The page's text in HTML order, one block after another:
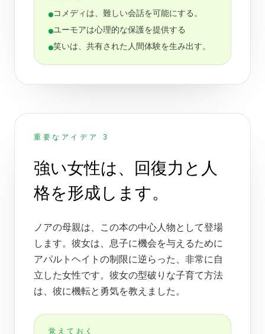
コメディは、難しい会話を可能にする。
ユーモアは心理的な保護を提供する
笑いは、共有された人間体験を生み出す。
重要なアイデア 3
強い女性は、回復力と人
格を形成します。
ノアの母親は、この本の中心人物として登場
します。彼女は、息子に機会を与えるために
アパルトヘイトの制限に逆らった、非常に自
立した女性です。彼女の型破りな子育て方法
は、彼に機転と勇気を教えました。
覚えておく